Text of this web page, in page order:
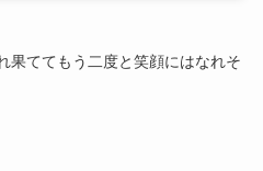
果ててもう二度と笑顔にはなれそ